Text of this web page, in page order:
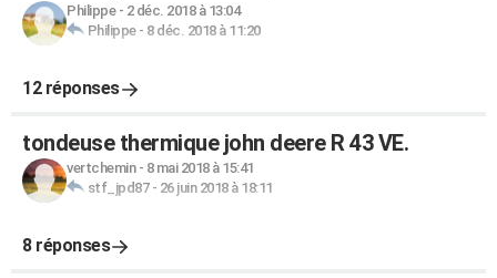
Philippe- 2 déc. 2018 à 13:04
Philippe- 8 déc. 2018 à 11:20
12 réponses
tondeuse thermique john deere R 43 VE.
vertchemin- 8 mai 2018 à 15:41
stf_jpd87- 26 juin 2018 à 18:11
8 réponses